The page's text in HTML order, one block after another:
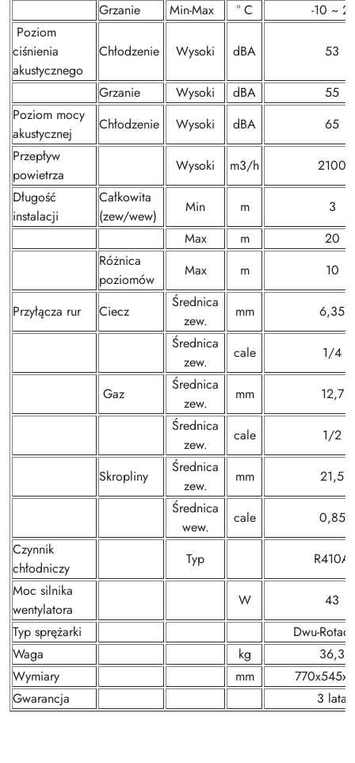
Grzanie
Min-Max ° C
-10 ~
Poziom
ciśnienia
akustycznego
Chłodzenie Wysoki dBA 53
Grzanie Wysoki dBA
55
Poziom mocy
akustycznej
Chłodzenie Wysoki dBA
65
Przepływ
powietrza
Wysoki m3/h
2100
Długość
instalacji
Całkowita
(zew/wew)
Min m
3
Max
m
20
Różnica
poziomów
Max m 10
Przyłącza rur Ciecz
Średnica
zew.
mm
6,35
Średnica
zew.
cale 1/4
Gaz
Średnica
zew.
mm
12,7
Średnica
zew.
cale 1/2
Skropliny
Średnica
zew.
mm
21,5
Średnica
wew.
cale
0,85
Czynnik
chłodniczy
Typ
R410A
Moc silnika
wentylatora
W
43
Typ sprężarki
Dwu-
Waga
kg
36,3
Wymiary
mm
Gwarancja
3 lata